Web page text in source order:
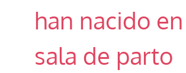
han nacido
sala de parto